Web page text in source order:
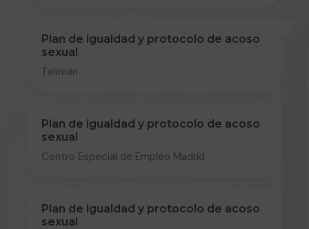
Plan de igualdad y protocolo de acoso
sexual
Teliman
Plan de igualdad y protocolo de acoso
sexual
Centro Especial de Empleo Madrid
Plan de igualdad y protocolo de acoso
sexual